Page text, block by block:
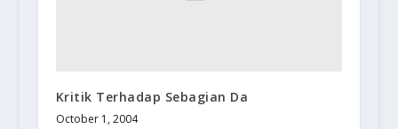
Kritik Terhadap Sebagian Da
October 1, 2004